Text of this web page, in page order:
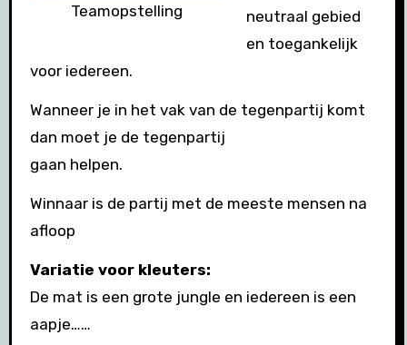
Teamopstelling
neutraal gebied
en toegankelijk
voor iedereen.
Wanneer je in het vak van de tegenpartij komt
dan moet je de tegenpartij
gaan helpen.
Winnaar is de partij met de meeste mensen na
afloop
Variatie voor kleuters:
De mat is een grote jungle en iedereen is een
aapje……